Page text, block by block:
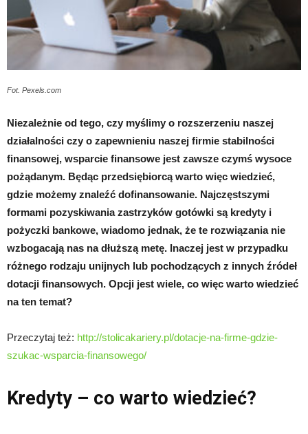
Fot. Pexels.com
Niezależnie od tego, czy myślimy o rozszerzeniu naszej
działalności czy o zapewnieniu naszej firmie stabilności
finansowej, wsparcie finansowe jest zawsze czymś wysoce
pożądanym. Będąc przedsiębiorcą warto więc wiedzieć,
gdzie możemy znaleźć dofinansowanie. Najczęstszymi
formami pozyskiwania zastrzyków gotówki są kredyty i
pożyczki bankowe, wiadomo jednak, że te rozwiązania nie
wzbogacają nas na dłuższą metę. Inaczej jest w przypadku
różnego rodzaju unijnych lub pochodzących z innych źródeł
dotacji finansowych. Opcji jest wiele, co więc warto wiedzieć
na ten temat?
Przeczytaj też: http://stolicakariery.pl/dotacje-na-firme-gdzie-
szukac-wsparcia-finansowego/
Kredyty – co warto wiedzieć?